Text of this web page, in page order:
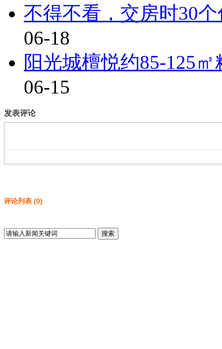
不得不看，交房时30
06-18
阳光城檀悦约85-125
06-15
发表评论
评论列表 (0)